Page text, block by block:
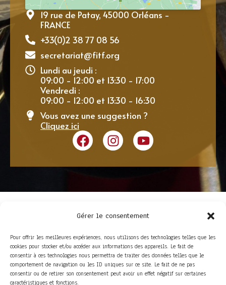
Gérer le consentement
Pour offrir les meilleures expériences, nous utilisons des technologies telles que les
cookies pour stocker et/ou accéder aux informations des appareils. Le fait de
consentir à ces technologies nous permettra de traiter des données telles que le
comportement de navigation ou les ID uniques sur ce site. Le fait de ne pas
consentir ou de retirer son consentement peut avoir un effet négatif sur certaines
caractéristiques et fonctions.
19 rue de Patay, 45000 Orléans -
FRANCE
+33(0)2 38 77 08 56
secretariat@fitf.org
Lundi au jeudi :
09:00 - 12:00 et 13:30 - 17:00
Vendredi :
09:00 - 12:00 et 13:30 - 16:30
Vous avez une suggestion ?
Cliquez ici
ACCÈS RAPIDE